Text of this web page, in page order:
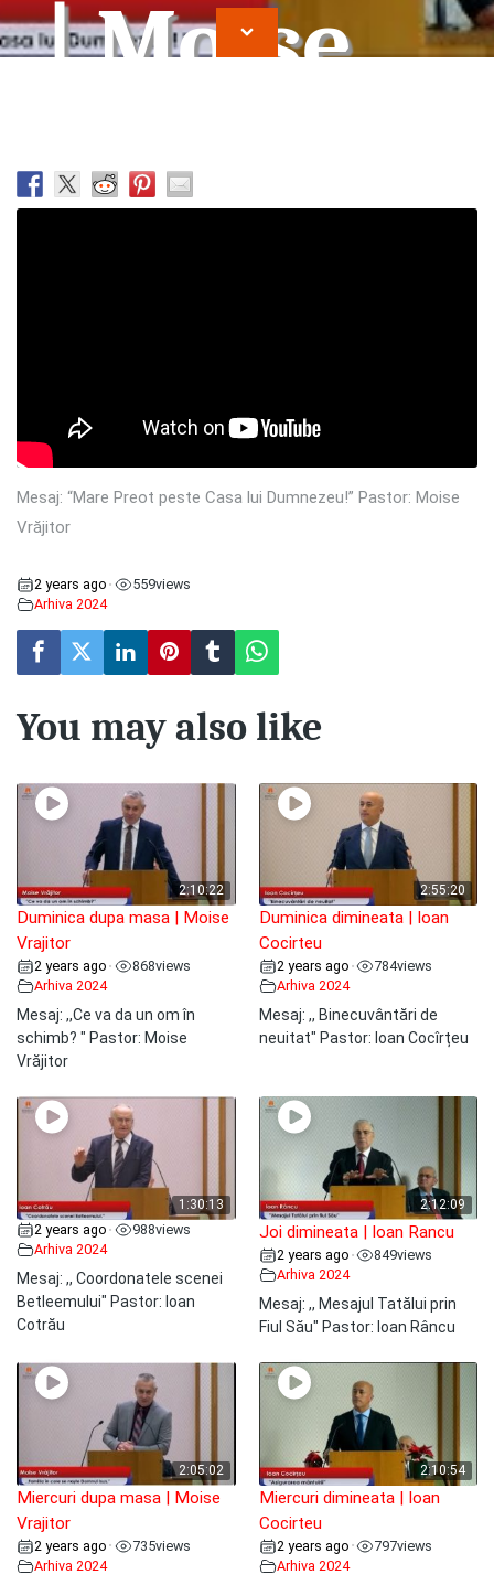
| Moise
Vrajitor
Mesaj: “Mare Preot peste Casa lui Dumnezeu!” Pastor: Moise
Vrăjitor
2 years ago • 559views
Arhiva 2024
You may also like
2:10:22
Duminica dupa masa | Moise
Vrajitor
2 years ago • 868views
Arhiva 2024
Mesaj: ,,Ce va da un om în
schimb? " Pastor: Moise
Vrăjitor
2:55:20
Duminica dimineata | Ioan
Cocirteu
2 years ago • 784views
Arhiva 2024
Mesaj: ,, Binecuvântări de
neuitat" Pastor: Ioan Cocîrțeu
1:30:13
2 years ago • 988views
Arhiva 2024
Mesaj: ,, Coordonatele scenei
Betleemului" Pastor: Ioan
Cotrău
2:12:09
Joi dimineata | Ioan Rancu
2 years ago • 849views
Arhiva 2024
Mesaj: ,, Mesajul Tatălui prin
Fiul Său" Pastor: Ioan Râncu
2:05:02
Miercuri dupa masa | Moise
Vrajitor
2 years ago • 735views
Arhiva 2024
2:10:54
Miercuri dimineata | Ioan
Cocirteu
2 years ago • 797views
Arhiva 2024